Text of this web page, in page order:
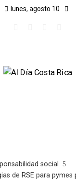
lunes, agosto 10
social
de RSE para pymes